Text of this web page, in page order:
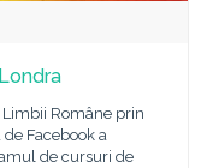
Limbii Române prin
Facebook a
de cursuri de